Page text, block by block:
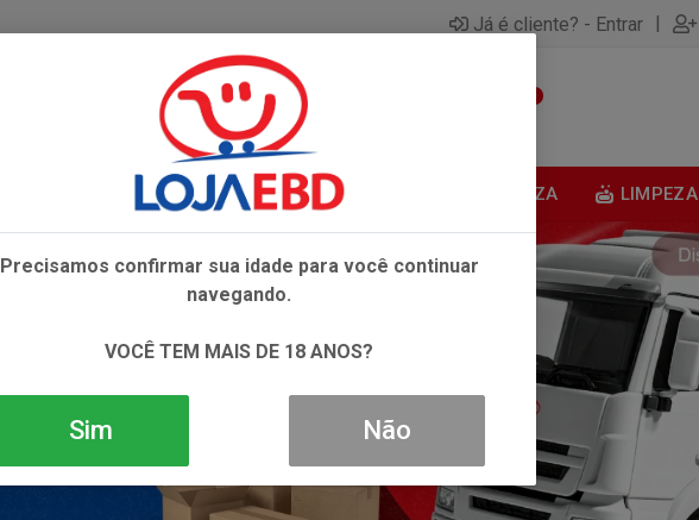
Já é cliente? - Entrar |
BEBIDAS CONGELADOS HIGIENE E BELEZA LIMPEZA
Precisamos confirmar sua idade para você continuar
navegando.
VOCÊ TEM MAIS DE 18 ANOS?
Sim Não